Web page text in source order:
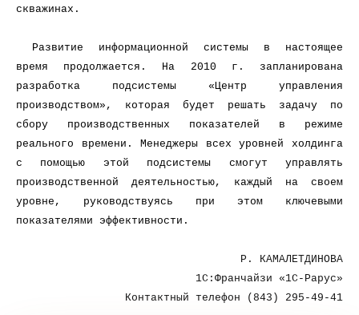
скважинах.
Развитие информационной системы в настоящее
время продолжается. На 2010 г. запланирована
разработка подсистемы «Центр управления
производством», которая будет решать задачу по
сбору производственных показателей в режиме
реального времени. Менеджеры всех уровней холдинга
с помощью этой подсистемы смогут управлять
производственной деятельностью, каждый на своем
уровне, руководствуясь при этом ключевыми
показателями эффективности.
Р. КАМАЛЕТДИНОВА
1С:Франчайзи «1С-Рарус»
Контактный телефон (843) 295-49-41